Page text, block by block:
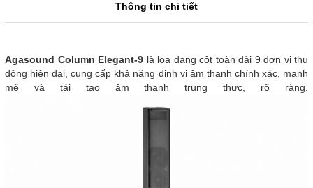
Thông tin chi tiết
Agasound Column Elegant-9 là loa dạng cột toàn dải 9 đơn vị thụ
động hiện đại, cung cấp khả năng định vị âm thanh chính xác, mạnh
mẽ và tái tạo âm thanh trung thực, rõ ràng.